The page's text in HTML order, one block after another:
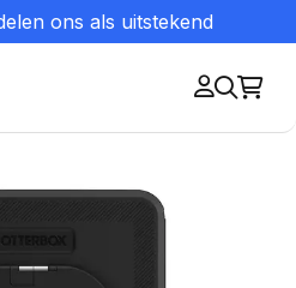
ons als uitstekend